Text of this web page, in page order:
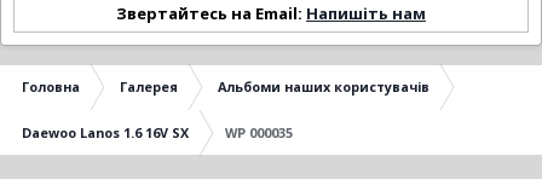
Звертайтесь на Email: Напишіть нам
Головна Галерея Альбоми наших користувачів
Daewoo Lanos 1.6 16V SX WP 000035